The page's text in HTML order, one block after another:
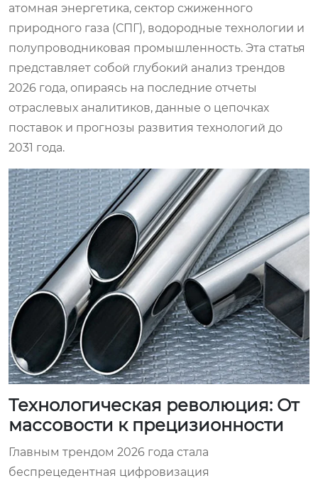
атомная энергетика, сектор сжиженного
природного газа (СПГ), водородные технологии и
полупроводниковая промышленность. Эта статья
представляет собой глубокий анализ трендов
2026 года, опираясь на последние отчеты
отраслевых аналитиков, данные о цепочках
поставок и прогнозы развития технологий до
2031 года.
Технологическая революция: От
массовости к прецизионности
Главным трендом 2026 года стала
беспрецедентная цифровизация